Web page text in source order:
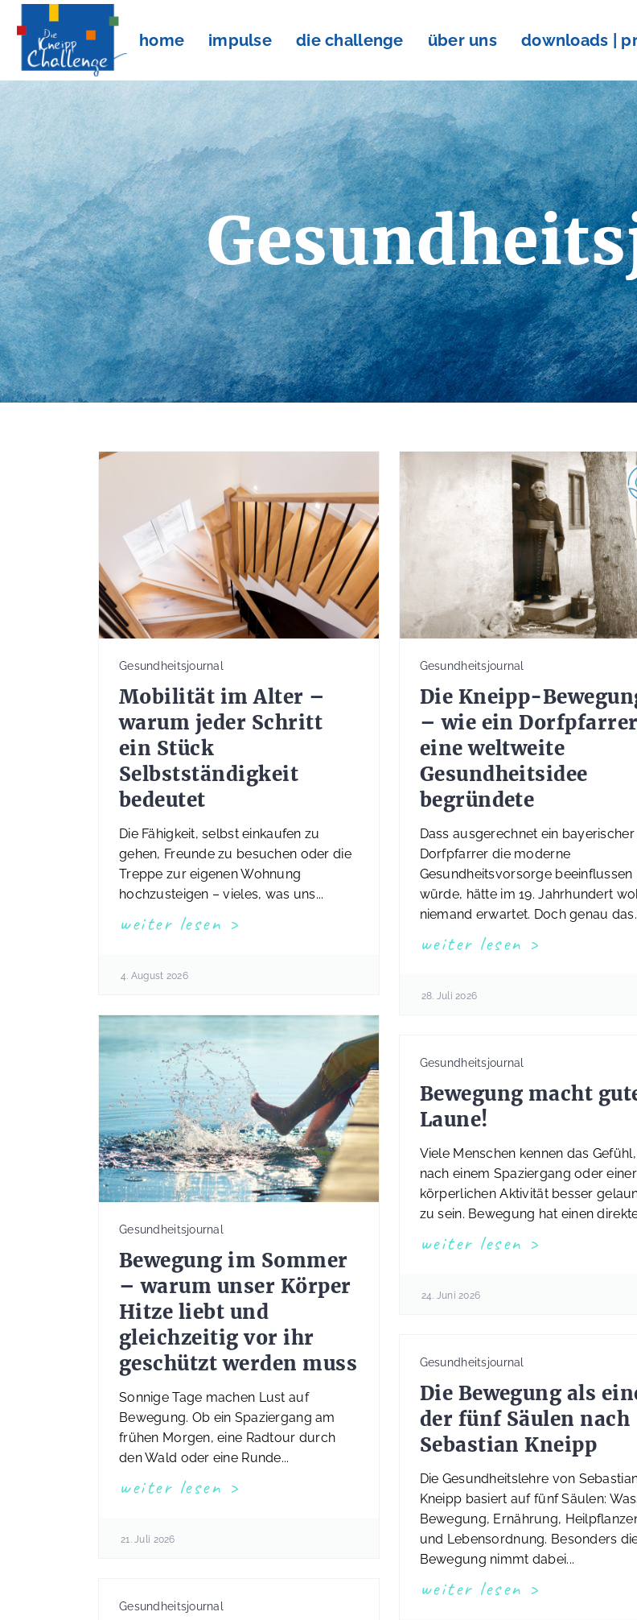
home impulse die challenge über uns downloads |
Gesundheitsjournal
Mobilität im Alter –
warum jeder Schritt
ein Stück
Selbstständigkeit
bedeutet
Die Fähigkeit, selbst einkaufen zu
gehen, Freunde zu besuchen oder die
Treppe zur eigenen Wohnung
hochzusteigen – vieles, was uns...
weiter lesen
4. August 2026
Gesundheitsjournal
Die Kneipp-
– wie ein Dorfpfarrer
eine weltweite
Gesundheitsidee
begründete
Dass ausgerechnet ein bayerischer
Dorfpfarrer die moderne
Gesundheitsvorsorge beeinflussen
würde, hätte im 19. Jahrhundert
niemand erwartet. Doch genau
weiter lesen
28. Juli 2026
Gesundheitsjournal
Bewegung im Sommer
– warum unser Körper
Hitze liebt und
gleichzeitig vor ihr
geschützt werden muss
Sonnige Tage machen Lust auf
Bewegung. Ob ein Spaziergang am
frühen Morgen, eine Radtour durch
den Wald oder eine Runde...
weiter lesen
21. Juli 2026
Gesundheitsjournal
Bewegung macht
Laune!
Viele Menschen kennen das Gefühl,
nach einem Spaziergang oder einer
körperlichen Aktivität besser
zu sein. Bewegung hat einen
weiter lesen
24. Juni 2026
Gesundheitsjournal
Die Bewegung als
der fünf Säulen nach
Sebastian Kneipp
Die Gesundheitslehre von
Kneipp basiert auf fünf Säulen:
Bewegung, Ernährung,
und Lebensordnung. Besonders
Bewegung nimmt dabei...
weiter lesen
Gesundheitsjournal